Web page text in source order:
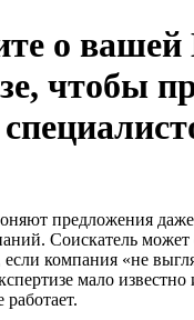
о
чтобы
предложения
Соискатель может
если компания «не
мало